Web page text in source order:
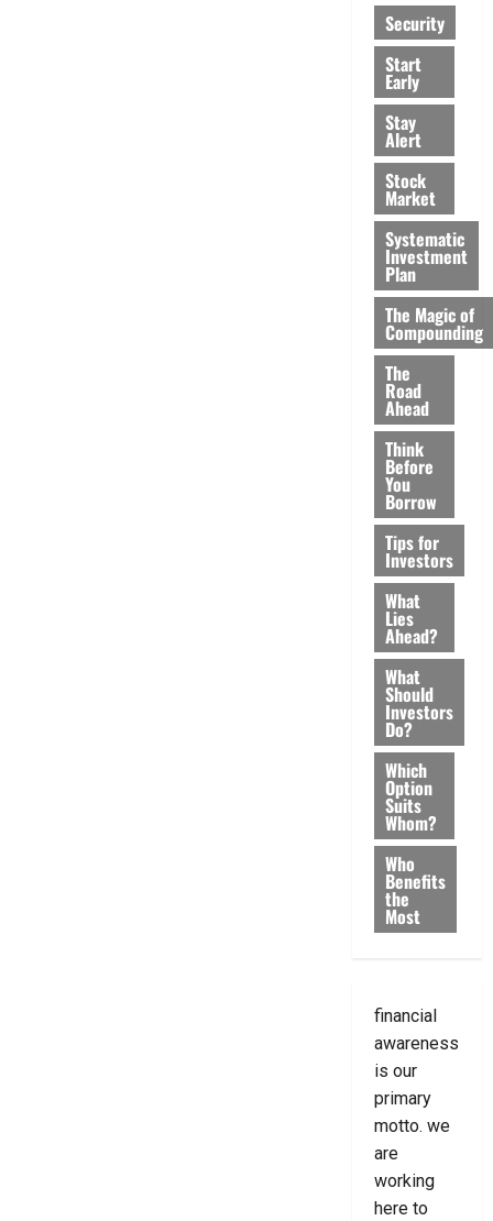
Security
Start
Early
Stay
Alert
Stock
Market
Systematic
Investment
Plan
The Magic of
Compounding
The
Road
Ahead
Think
Before
You
Borrow
Tips for
Investors
What
Lies
Ahead?
What
Should
Investors
Do?
Which
Option
Suits
Whom?
Who
Benefits
the
Most
financial
awareness
is our
primary
motto. we
are
working
here to